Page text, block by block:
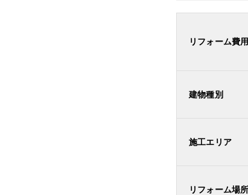
リフォーム費用
建物種別
施工エリア
リフォーム場所